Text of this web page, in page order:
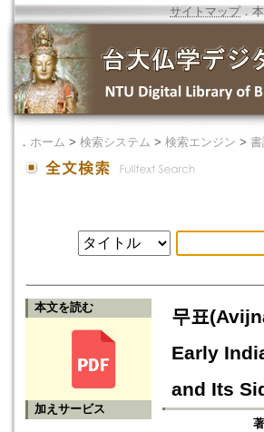
サイトマップ．
． ホーム > 検索システム > 検索エンジン >
本文を読む
加えサービス
무표
Early
and Its